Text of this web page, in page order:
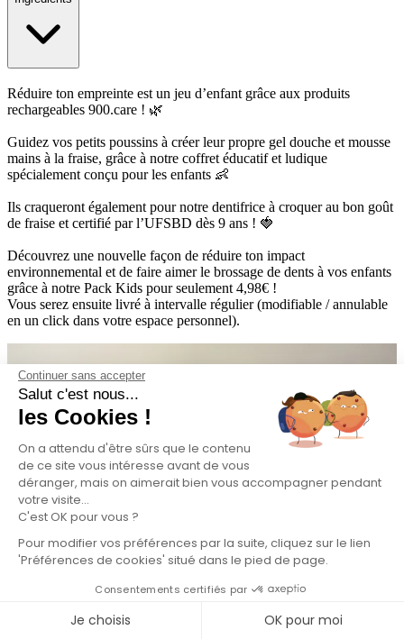
Continuer sans accepter
Salut c'est nous...
les Cookies !
On a attendu d'être sûrs que le contenu
de ce site vous intéresse avant de vous
déranger, mais on aimerait bien vous accompagner pendant
votre visite...
C'est OK pour vous ?
Pour modifier vos préférences par la suite, cliquez sur le lien
'Préférences de cookies' situé dans le pied de page.
Consentements certifiés par
Je choisis OK pour moi
Réduire ton empreinte est un jeu d’enfant grâce aux produits
rechargeables 900.care ! 🌿
Guidez vos petits poussins à créer leur propre gel douche et mousse
mains à la fraise, grâce à notre coffret éducatif et ludique
spécialement conçu pour les enfants 👶
Ils craqueront également pour notre dentifrice à croquer au bon goût
de fraise et certifié par l’UFSBD dès 9 ans ! 🍓
Découvrez une nouvelle façon de réduire ton impact
environnemental et de faire aimer le brossage de dents à vos enfants
grâce à notre Pack Kids pour seulement 4,98€ !
Vous serez ensuite livré à intervalle régulier (modifiable / annulable
en un click dans votre espace personnel).